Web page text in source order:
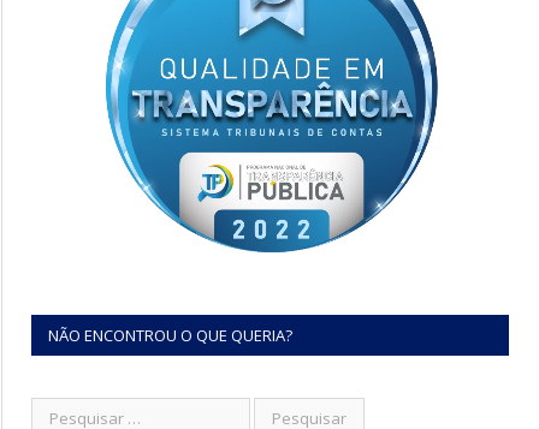
NÃO ENCONTROU O QUE QUERIA?